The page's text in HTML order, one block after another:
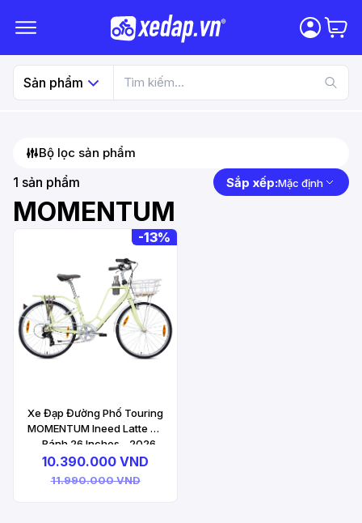
Sản phẩm
Bộ lọc sản phẩm
1 sản phẩm Sắp xếp:Mặc định
MOMENTUM
-13%
Xe Đạp Đường Phố Touring
MOMENTUM Ineed Latte 26
- Bánh 26 Inches - 2026
10.390.000 VND
11.990.000 VND